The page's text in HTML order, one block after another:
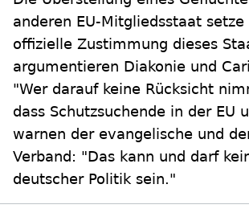
anderen EU-Mitgliedsstaat
offizielle Zustimmung dieses
argumentieren Diakonie und
"Wer darauf keine Rücksicht
dass Schutzsuchende in der EU
warnen der evangelische und
Verband: "Das kann und darf
deutscher Politik sein."